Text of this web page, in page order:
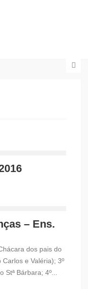
– Ens.
dos pais do
e Valéria); 3º
Stª Bárbara; 4º...